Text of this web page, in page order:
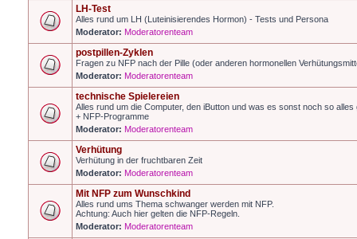
LH-Test
Alles rund um LH (Luteinisierendes Hormon) - Tests und Persona
Moderator: Moderatorenteam
postpillen-Zyklen
Fragen zu NFP nach der Pille (oder anderen hormonellen
Moderator: Moderatorenteam
technische Spielereien
Alles rund um die Computer, den iButton und was es sonst noch so alles
+ NFP-Programme
Moderator: Moderatorenteam
Verhütung
Verhütung in der fruchtbaren Zeit
Moderator: Moderatorenteam
Mit NFP zum Wunschkind
Alles rund ums Thema schwanger werden mit NFP.
Achtung: Auch hier gelten die NFP-Regeln.
Moderator: Moderatorenteam